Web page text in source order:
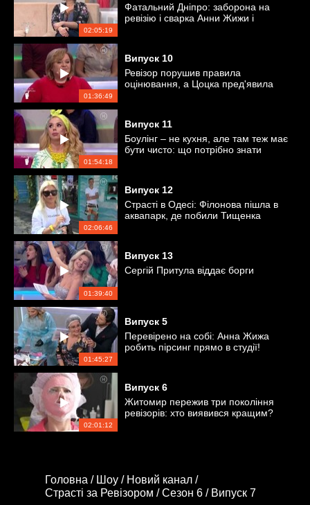
02:05:19
Фатальний Дніпро: заборона на
ревізію і сварка Анни Жижи і
01:36:49
Випуск 10
Ревізор порушив правила
оцінювання, а Цоцка пред'явила
01:54:18
Випуск 11
Боулінг – не кухня, але там теж має
бути чисто: що потрібно знати
02:06:46
Випуск 12
Страсті в Одесі: Філонова пішла в
аквапарк, де побили Тищенка
01:39:40
Випуск 13
Сергій Притула віддає борги
01:45:27
Випуск 5
Перевірено на собі: Анна Жижа
робить пірсинг прямо в студії!
02:01:12
Випуск 6
Житомир пережив три покоління
ревізорів: хто виявився кращим?
Головна / Шоу / Новий канал /
Страсті за Ревізором /Сезон 6 / Випуск 7